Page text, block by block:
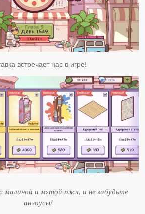
встречает нас в игре!
малиной и мятой пжл, и не забудьте
анчоусы!